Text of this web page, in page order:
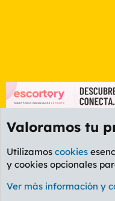
Foro General
Cookies
PL
Valoramos tu
Utilizamos cookies
y cookies opcionales
Ver más información y